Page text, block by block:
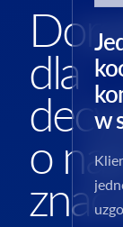
dla
o
w